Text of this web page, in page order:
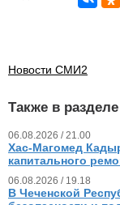
Новости СМИ2
Также в
06.08.2026 / 21.00
Хас-Магомед
капитального
06.08.2026 / 19.18
В Чеченской